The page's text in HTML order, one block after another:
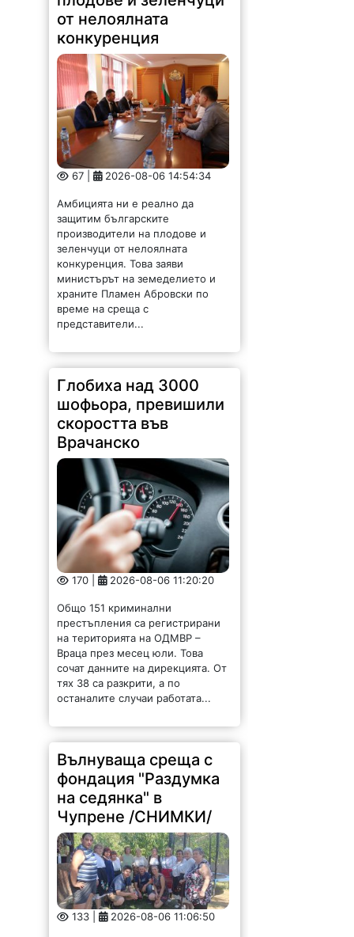
от нелоялната
конкуренция
67 | 2026-08-06 14:54:34
Амбицията ни е реално да
защитим българските
производители на плодове и
зеленчуци от нелоялната
конкуренция. Това заяви
министърът на земеделието и
храните Пламен Абровски по
време на среща с
представители...
Глобиха над 3000
шофьора, превишили
скоростта във
Врачанско
170 | 2026-08-06 11:20:20
Общо 151 криминални
престъпления са регистрирани
на територията на ОДМВР –
Враца през месец юли. Това
сочат данните на дирекцията. От
тях 38 са разкрити, а по
останалите случаи работата...
Вълнуваща среща с
фондация "Раздумка
на седянка" в
Чупрене /СНИМКИ/
133 | 2026-08-06 11:06:50